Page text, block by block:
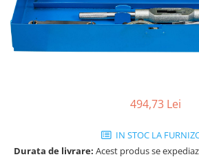
494,73 Lei
IN STOC LA
Durata de livrare: Acest produs se